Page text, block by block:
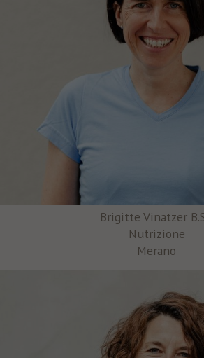
Brigitte Vinatzer
Nutrizione
Merano